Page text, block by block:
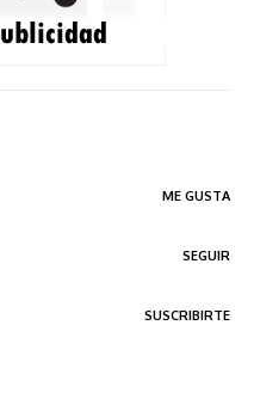
ME GUSTA
SEGUIR
SUSCRIBIRTE